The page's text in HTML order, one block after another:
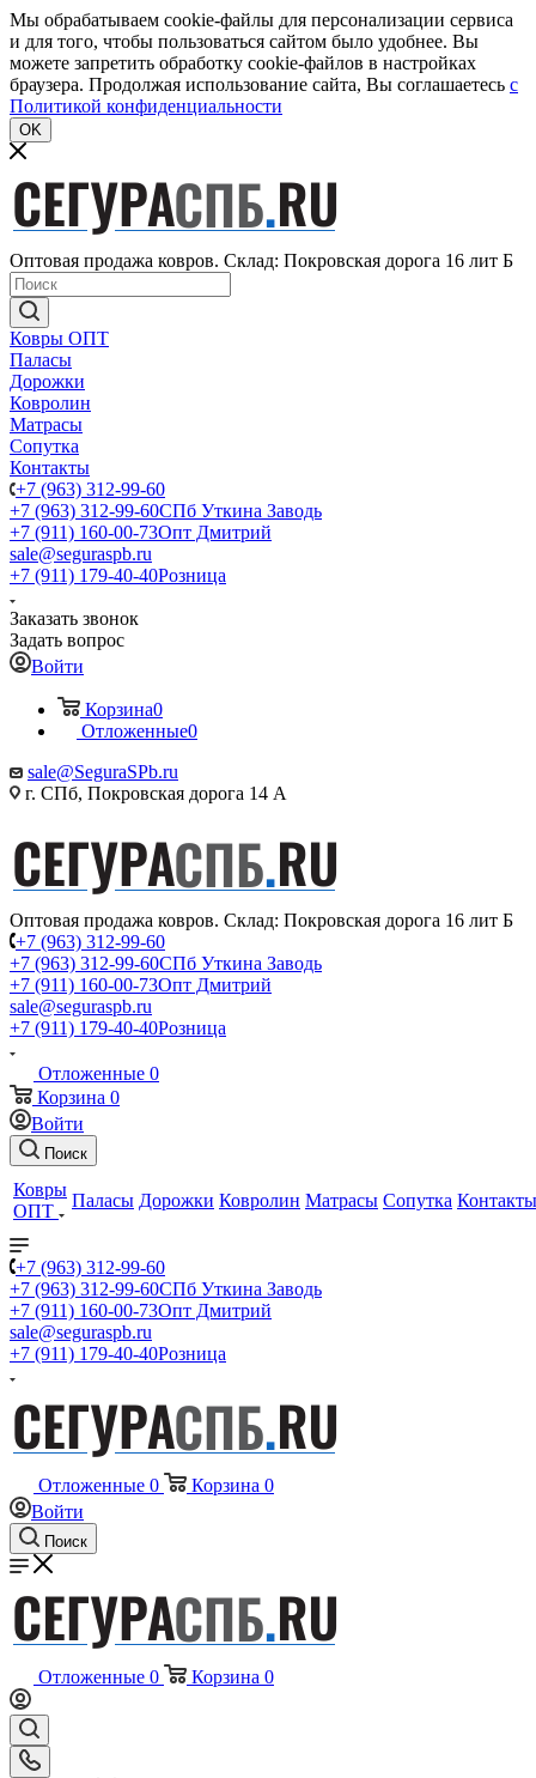
Мы обрабатываем cookie-файлы для персонализации сервиса
и для того, чтобы пользоваться сайтом было удобнее. Вы
можете запретить обработку cookie-файлов в настройках
браузера. Продолжая использование сайта, Вы соглашаетесь c
Политикой конфиденциальности
OK
Оптовая продажа ковров. Склад: Покровская дорога 16 лит Б
Ковры ОПТ
Паласы
Дорожки
Ковролин
Матрасы
Сопутка
Контакты
+7 (963) 312-99-60
+7 (963) 312-99-60СПб Уткина Заводь
+7 (911) 160-00-73Опт Дмитрий
sale@seguraspb.ru
+7 (911) 179-40-40Розница
Заказать звонок
Задать вопрос
Войти
Корзина0
Отложенные0
sale@SeguraSPb.ru
г. СПб, Покровская дорога 14 А
Оптовая продажа ковров. Склад: Покровская дорога 16 лит Б
+7 (963) 312-99-60
+7 (963) 312-99-60СПб Уткина Заводь
+7 (911) 160-00-73Опт Дмитрий
sale@seguraspb.ru
+7 (911) 179-40-40Розница
Отложенные 0
Корзина 0
Войти
Поиск
Ковры
ОПТ
Паласы Дорожки Ковролин Матрасы Сопутка Контакты
+7 (963) 312-99-60
+7 (963) 312-99-60СПб Уткина Заводь
+7 (911) 160-00-73Опт Дмитрий
sale@seguraspb.ru
+7 (911) 179-40-40Розница
Отложенные 0 Корзина 0
Войти
Поиск
Отложенные 0 Корзина 0